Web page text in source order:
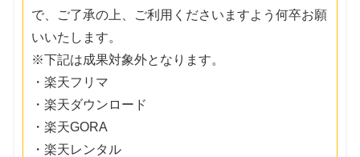
で、ご了承の上、ご利用くださいますよう何卒お願
いいたします。
※下記は成果対象外となります。
・楽天フリマ
・楽天ダウンロード
・楽天GORA
・楽天レンタル